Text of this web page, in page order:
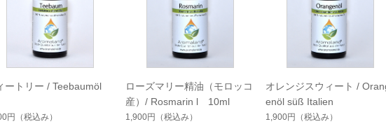
ートリー / Teebaumöl
円 （税込み）
ローズマリー精油（モロッコ
産）/ Rosmarin l 10ml
1,900円 （税込み）
オレンジスウィート /
enöl süß Italien
1,900円 （税込み）